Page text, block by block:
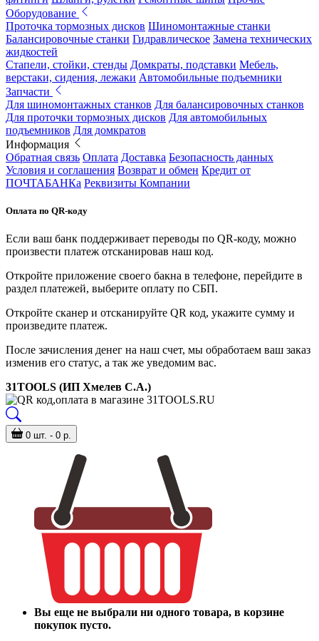
Оборудование
Проточка тормозных дисков Шиномонтажные станки
Балансировочные станки Гидравлическое Замена технических
жидкостей
Стапели, стойки, стенды Домкраты, подставки Мебель,
верстаки, сидения, лежаки Автомобильные подъемники
Запчасти
Для шиномонтажных станков Для балансировочных станков
Для проточки тормозных дисков Для автомобильных
подъемников Для домкратов
Информация
Обратная связь Оплата Доставка Безопасность данных
Условия и соглашения Возврат и обмен Кредит от
ПОЧТАБАНКа Реквизиты Компании
Оплата по QR-коду
Если ваш банк поддерживает переводы по QR-коду, можно
произвести платеж отсканировав наш код.
Откройте приложение своего бакна в телефоне, перейдите в
раздел платежей, выберите оплату по СБП.
Откройте сканер и отсканируйте QR код, укажите сумму и
произведите платеж.
После зачисления денег на наш счет, мы обработаем ваш заказ
изменив его статус, а так же уведомим вас.
31TOOLS (ИП Хмелев С.А.)
0 шт. - 0 р.
Вы еще не выбрали ни одного товара, в корзине
покупок пусто.